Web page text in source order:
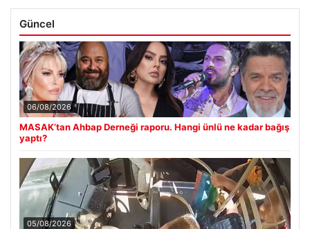
Güncel
06/08/2026
MASAK’tan Ahbap Derneği raporu. Hangi ünlü ne kadar bağış
yaptı?
05/08/2026